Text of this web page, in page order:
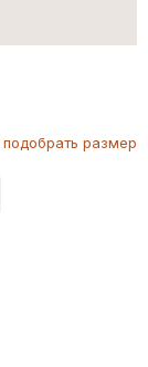
подобрать размер